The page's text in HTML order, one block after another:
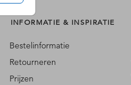
INFORMATIE & INSPIRATIE
Bestelinformatie
Retourneren
Prijzen